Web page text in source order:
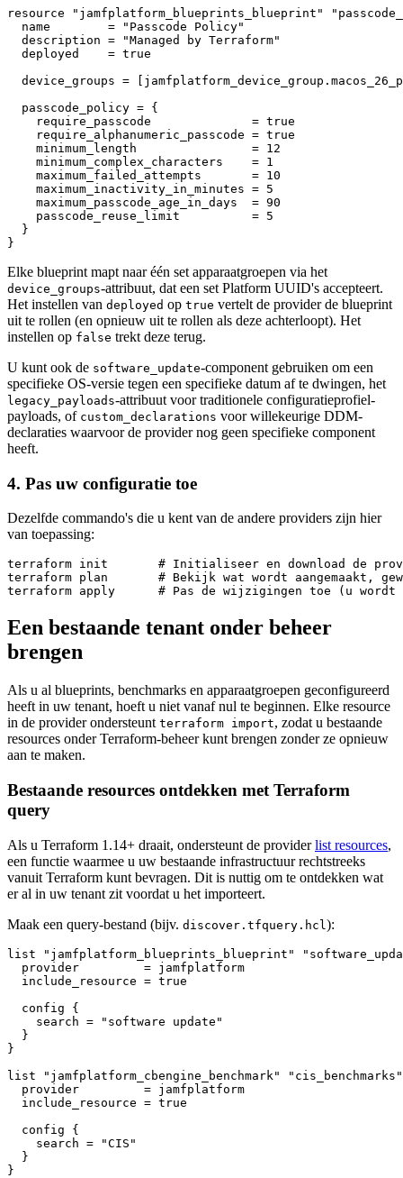
resource "jamfplatform_blueprints_blueprint"
  name        = "Passcode Policy"
  description = "Managed by Terraform"
  deployed    = true
device_groups =
  passcode_policy = {
    require_passcode              = true
    require_alphanumeric_passcode = true
    minimum_length                = 12
    minimum_complex_characters    = 1
    maximum_failed_attempts       = 10
    maximum_inactivity_in_minutes = 5
    maximum_passcode_age_in_days  = 90
    passcode_reuse_limit          = 5
  }
Elke blueprint mapt naar één set apparaatgroepen via het
device_groups-attribuut, dat een set Platform UUID's accepteert.
Het instellen van deployed op true vertelt de provider de blueprint
uit te rollen (en opnieuw uit te rollen als deze achterloopt). Het
instellen op false trekt deze terug.
U kunt ook de software_update-component gebruiken om een
specifieke OS-versie tegen een specifieke datum af te dwingen, het
legacy_payloads-attribuut voor traditionele configuratieprofiel-
payloads, of custom_declarations voor willekeurige DDM-
declaraties waarvoor de provider nog geen specifieke component
heeft.
4. Pas uw configuratie toe
Dezelfde commando's die u kent van de andere providers zijn hier
van toepassing:
terraform init       # Initialiseer en download de
terraform plan       # Bekijk wat wordt aangemaakt,
Een bestaande tenant onder beheer
brengen
Als u al blueprints, benchmarks en apparaatgroepen geconfigureerd
heeft in uw tenant, hoeft u niet vanaf nul te beginnen. Elke resource
in de provider ondersteunt terraform import, zodat u bestaande
resources onder Terraform-beheer kunt brengen zonder ze opnieuw
aan te maken.
Bestaande resources ontdekken met Terraform
query
Als u Terraform 1.14+ draait, ondersteunt de providerlist resources,
een functie waarmee u uw bestaande infrastructuur rechtstreeks
vanuit Terraform kunt bevragen. Dit is nuttig om te ontdekken wat
er al in uw tenant zit voordat u het importeert.
Maak een query-bestand (bijv. discover.tfquery.hcl ):
list "jamfplatform_blueprints_blueprint"
  provider         = jamfplatform
  include_resource = true
  config {
    search = "software update"
  }
}
list "jamfplatform_cbengine_benchmark"
  provider         = jamfplatform
  include_resource = true
  config {
    search = "CIS"
  }
}